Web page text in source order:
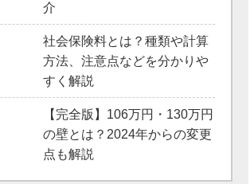
介
社会保険料とは？種類や計算
方法、注意点などを分かりや
すく解説
【完全版】106万円・130万円
の壁とは？2024年からの変更
点も解説